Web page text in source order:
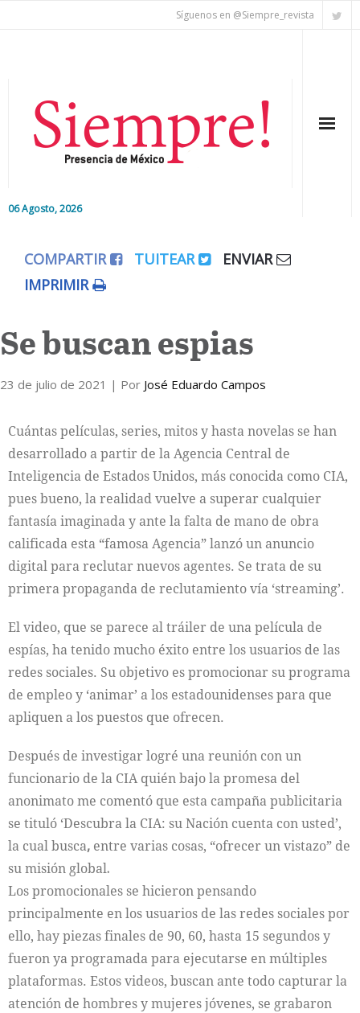
Síguenos en @Siempre_revista
06 Agosto, 2026
Editorial
Colaboradores
Internacional
Cultura
COMPARTIR TUITEAR
ENVIAR
IMPRIMIR
Se buscan espias
23 de julio de 2021 | Por José Eduardo Campos
Cuántas películas, series, mitos y hasta novelas se han
desarrollado a partir de la Agencia Central de
Inteligencia de Estados Unidos, más conocida como CIA,
pues bueno, la realidad vuelve a superar cualquier
fantasía imaginada y ante la falta de mano de obra
calificada esta “famosa Agencia” lanzó un anuncio
digital para reclutar nuevos agentes. Se trata de su
primera propaganda de reclutamiento vía ‘streaming’.
El video, que se parece al tráiler de una película de
espías, ha tenido mucho éxito entre los usuarios de las
redes sociales. Su objetivo es promocionar su programa
de empleo y ‘animar’ a los estadounidenses para que
apliquen a los puestos que ofrecen.
Después de investigar logré una reunión con un
funcionario de la CIA quién bajo la promesa del
anonimato me comentó que esta campaña publicitaria
se tituló ‘Descubra la CIA: su Nación cuenta con usted’,
la cual busca, entre varias cosas, “ofrecer un vistazo” de
su misión global.
Los promocionales se hicieron pensando
principalmente en los usuarios de las redes sociales por
ello, hay piezas finales de 90, 60, hasta 15 segundos y
fueron ya programada para ejecutarse en múltiples
plataformas. Estos videos, buscan ante todo capturar la
atención de hombres y mujeres jóvenes, se grabaron